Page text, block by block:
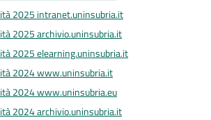
2025 intranet.uninsubria.it
2025 archivio.uninsubria.it
2025 elearning.uninsubria.it
2024 www.uninsubria.it
2024 www.uninsubria.eu
2024 archivio.uninsubria.it